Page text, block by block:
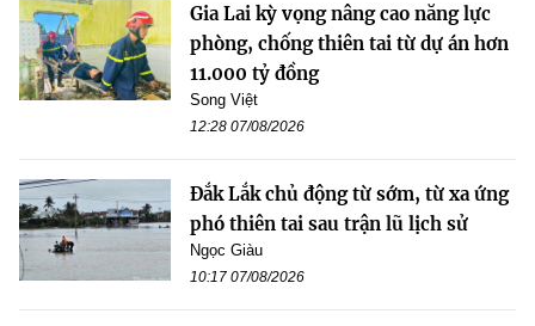
Gia Lai kỳ vọng nâng cao năng lực
phòng, chống thiên tai từ dự án hơn
11.000 tỷ đồng
Song Việt
12:28 07/08/2026
Đắk Lắk chủ động từ sớm, từ xa ứng
phó thiên tai sau trận lũ lịch sử
Ngọc Giàu
10:17 07/08/2026